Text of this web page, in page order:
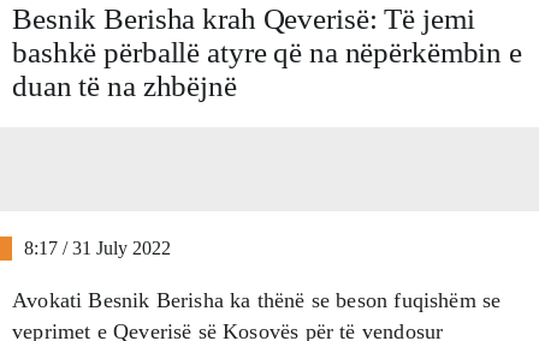
Besnik Berisha krah Qeverisë: Të jemi
bashkë përballë atyre që na nëpërkëmbin e
duan të na zhbëjnë
8:17 / 31 July 2022
Avokati Besnik Berisha ka thënë se beson fuqishëm se
veprimet e Qeverisë së Kosovës për të vendosur